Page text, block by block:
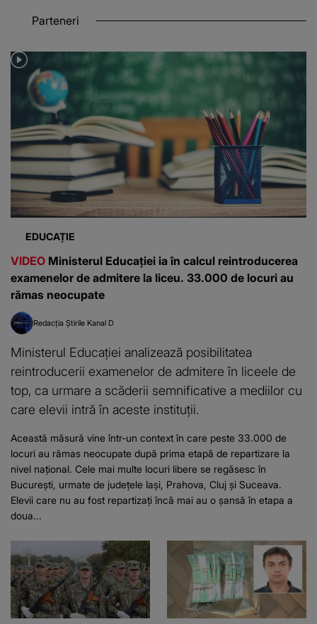
Parteneri
EDUCAȚIE
VIDEO Ministerul Educației ia în calcul reintroducerea
examenelor de admitere la liceu. 33.000 de locuri au
rămas neocupate
Redacția Știrile Kanal D
Ministerul Educației analizează posibilitatea
reintroducerii examenelor de admitere în liceele de
top, ca urmare a scăderii semnificative a mediilor cu
care elevii intră în aceste instituții.
Această măsură vine într-un context în care peste 33.000 de
locuri au rămas neocupate după prima etapă de repartizare la
nivel național. Cele mai multe locuri libere se regăsesc în
București, urmate de județele Iași, Prahova, Cluj și Suceava.
Elevii care nu au fost repartizați încă mai au o șansă în etapa a
doua...